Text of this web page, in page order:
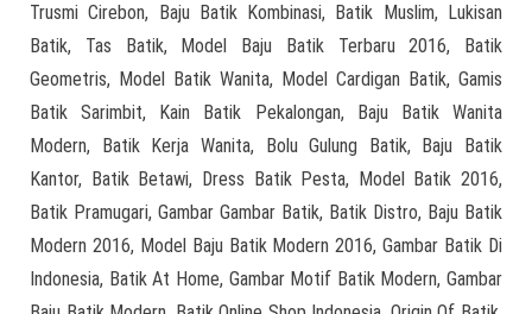
Trusmi Cirebon, Baju Batik Kombinasi, Batik Muslim, Lukisan
Batik, Tas Batik, Model Baju Batik Terbaru 2016, Batik
Geometris, Model Batik Wanita, Model Cardigan Batik, Gamis
Batik Sarimbit, Kain Batik Pekalongan, Baju Batik Wanita
Modern, Batik Kerja Wanita, Bolu Gulung Batik, Baju Batik
Kantor, Batik Betawi, Dress Batik Pesta, Model Batik 2016,
Batik Pramugari, Gambar Gambar Batik, Batik Distro, Baju Batik
Modern 2016, Model Baju Batik Modern 2016, Gambar Batik Di
Indonesia, Batik At Home, Gambar Motif Batik Modern, Gambar